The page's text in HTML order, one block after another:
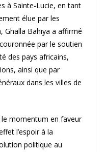
à Sainte-Lucie, en tant
élue par les
Ghalla Bahiya a affirmé
par le soutien
des pays africains,
ainsi que par
dans les villes de
le momentum en faveur
l’espoir à la
politique au